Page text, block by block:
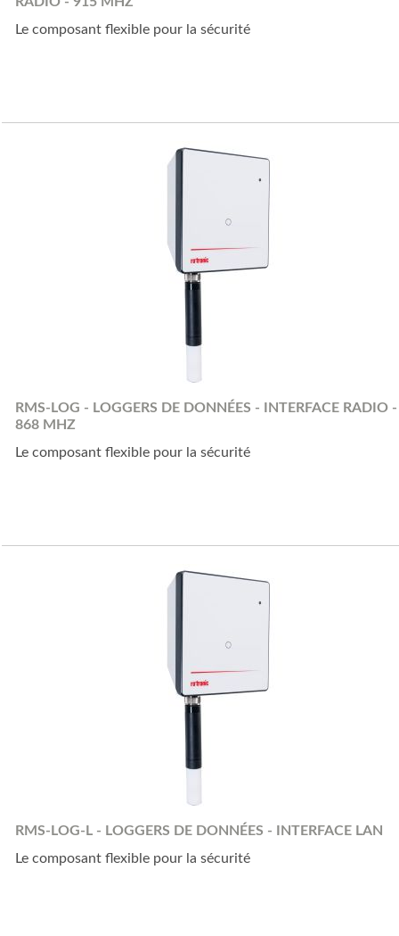
Le composant flexible pour la sécurité
RMS-LOG - LOGGERS DE DONNÉES - INTERFACE RADIO -
868 MHZ
Le composant flexible pour la sécurité
RMS-LOG-L - LOGGERS DE DONNÉES - INTERFACE LAN
Le composant flexible pour la sécurité